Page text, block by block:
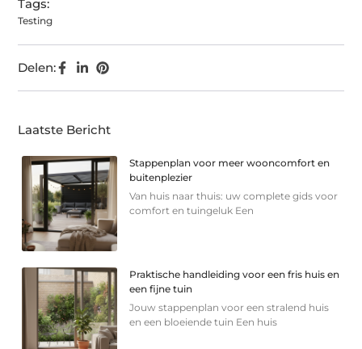
Tags:
Testing
Delen:
Laatste Bericht
Stappenplan voor meer wooncomfort en
buitenplezier
Van huis naar thuis: uw complete gids voor
comfort en tuingeluk Een
Praktische handleiding voor een fris huis en
een fijne tuin
Jouw stappenplan voor een stralend huis
en een bloeiende tuin Een huis